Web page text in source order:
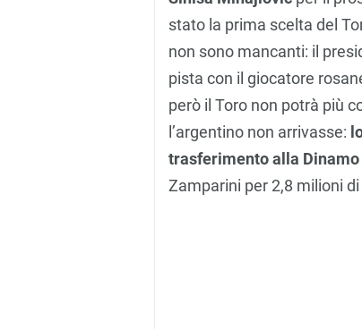
stato la prima scelta del
non sono mancanti: il
pista con il giocatore
però il Toro non potrà più
l’argentino non arrivasse:
trasferimento alla Dinamo
Zamparini per 2,8 milioni